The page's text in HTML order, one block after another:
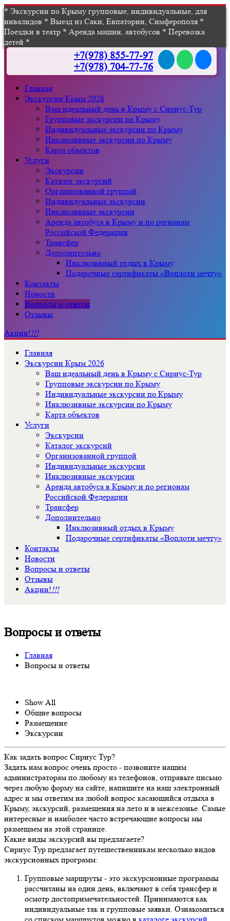
* Экскурсии по Крыму групповые, индивидуальные, для
инвалидов * Выезд из Саки, Евпатории, Симферополя *
Поездки в театр * Аренда машин, автобусов * Перевозка
детей *
+7(978) 855-77-97
+7(978) 704-77-76
Главная
Экскурсии Крым 2026
Ваш идеальный день в Крыму с Сириус-Тур
Групповые экскурсии по Крыму
Индивидуальные экскурсии по Крыму
Инклюзивные экскурсии по Крыму
Карта объектов
Услуги
Экскурсии
Каталог экскурсий
Организованной группой
Индивидуальные экскурсии
Инклюзивные экскурсии
Аренда автобуса в Крыму и по регионам
Российской Федерации
Трансфер
Дополнительно
Инклюзивный отдых в Крыму
Подарочные сертификаты «Воплоти мечту»
Контакты
Новости
Вопросы и ответы
Отзывы
Акции!!!!
Главная
Экскурсии Крым 2026
Ваш идеальный день в Крыму с Сириус-Тур
Групповые экскурсии по Крыму
Индивидуальные экскурсии по Крыму
Инклюзивные экскурсии по Крыму
Карта объектов
Услуги
Экскурсии
Каталог экскурсий
Организованной группой
Индивидуальные экскурсии
Инклюзивные экскурсии
Аренда автобуса в Крыму и по регионам
Российской Федерации
Трансфер
Дополнительно
Инклюзивный отдых в Крыму
Подарочные сертификаты «Воплоти мечту»
Контакты
Новости
Вопросы и ответы
Отзывы
Акции!!!!
Вопросы и ответы
Главная
Вопросы и ответы
Show All
Общие вопросы
Размещение
Экскурсии
Как задать вопрос Сириус Тур?
Задать нам вопрос очень просто - позвоните нашим
администраторам по любому из телефонов, отправьте письмо
через любую форму на сайте, напишите на наш электронный
адрес и мы ответим на любой вопрос касающийся отдыха в
Крыму, экскурсий, размещения на лето и в межсезонье. Самые
интересные и наиболее часто встречающие вопросы мы
размещаем на этой странице.
Какие виды экскурсий вы предлагаете?
Сириус Тур предлагает путешественникам несколько видов
экскурсионных программ:
Групповые маршруты - это экскурсионные программы
рассчитаны на один день, включают в себя трансфер и
осмотр достопримечательностей. Принимаются как
индивидуальные так и групповые заявки. Ознакомиться